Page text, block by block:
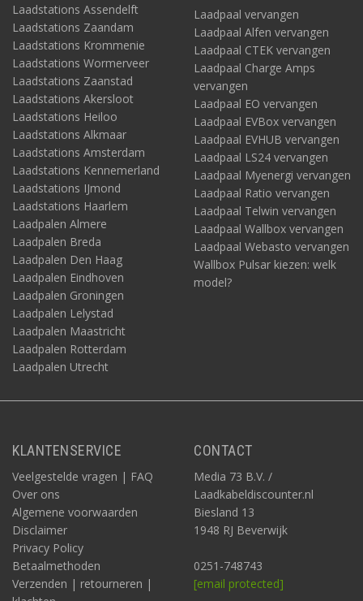
Laadstations Assendelft
Laadstations Zaandam
Laadstations Krommenie
Laadstations Wormerveer
Laadstations Zaanstad
Laadstations Akersloot
Laadstations Heiloo
Laadstations Alkmaar
Laadstations Amsterdam
Laadstations Kennemerland
Laadstations IJmond
Laadstations Haarlem
Laadpalen Almere
Laadpalen Breda
Laadpalen Den Haag
Laadpalen Eindhoven
Laadpalen Groningen
Laadpalen Lelystad
Laadpalen Maastricht
Laadpalen Rotterdam
Laadpalen Utrecht
Laadpaal vervangen
Laadpaal Alfen vervangen
Laadpaal CTEK vervangen
Laadpaal Charge Amps
vervangen
Laadpaal EO vervangen
Laadpaal EVBox vervangen
Laadpaal EVHUB vervangen
Laadpaal LS24 vervangen
Laadpaal Myenergi vervangen
Laadpaal Ratio vervangen
Laadpaal Telwin vervangen
Laadpaal Wallbox vervangen
Laadpaal Webasto vervangen
Wallbox Pulsar kiezen: welk
model?
KLANTENSERVICE
Veelgestelde vragen | FAQ
Over ons
Algemene voorwaarden
Disclaimer
Privacy Policy
Betaalmethoden
Verzenden | retourneren |
CONTACT
Media 73 B.V. /
Laadkabeldiscounter.nl
Biesland 13
1948 RJ Beverwijk
0251-748743
[email protected]